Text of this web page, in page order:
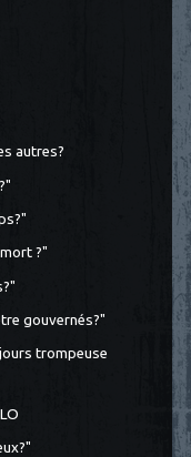
autres?
?"
gouvernés?"
trompeuse